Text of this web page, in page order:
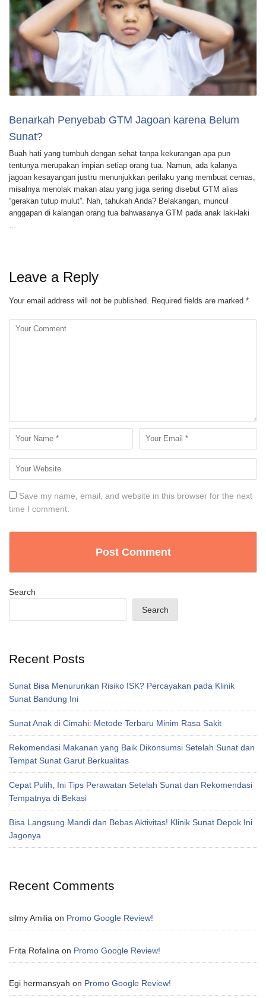
Benarkah Penyebab GTM Jagoan karena Belum
Sunat?
Buah hati yang tumbuh dengan sehat tanpa kekurangan apa pun
tentunya merupakan impian setiap orang tua. Namun, ada kalanya
jagoan kesayangan justru menunjukkan perilaku yang membuat cemas,
misalnya menolak makan atau yang juga sering disebut GTM alias
“gerakan tutup mulut”. Nah, tahukah Anda? Belakangan, muncul
anggapan di kalangan orang tua bahwasanya GTM pada anak laki-laki
Leave a Reply
Your email address will not be published. Required fields are marked *
Save my name, email, and website in this browser for the next
time I comment.
Search
Search
Recent Posts
Sunat Bisa Menurunkan Risiko ISK? Percayakan pada Klinik
Sunat Bandung Ini
Sunat Anak di Cimahi: Metode Terbaru Minim Rasa Sakit
Rekomendasi Makanan yang Baik Dikonsumsi Setelah Sunat dan
Tempat Sunat Garut Berkualitas
Cepat Pulih, Ini Tips Perawatan Setelah Sunat dan Rekomendasi
Tempatnya di Bekasi
Bisa Langsung Mandi dan Bebas Aktivitas! Klinik Sunat Depok Ini
Jagonya
Recent Comments
silmy Amilia on Promo Google Review!
Frita Rofalina on Promo Google Review!
Egi hermansyah on Promo Google Review!